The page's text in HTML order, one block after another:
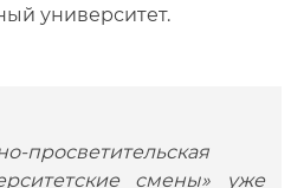
университет.
просветительская
смены» уже